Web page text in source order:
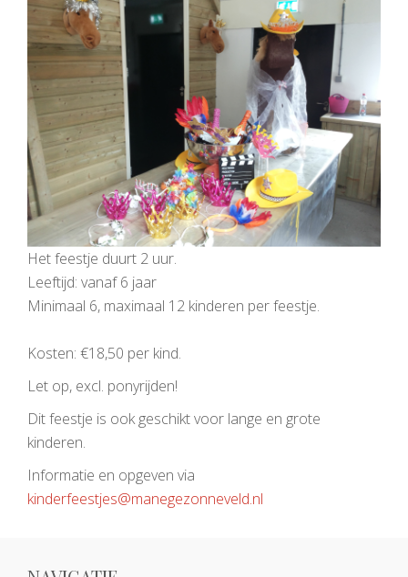
Het feestje duurt 2 uur.
Leeftijd: vanaf 6 jaar
Minimaal 6, maximaal 12 kinderen per feestje.
Kosten: €18,50 per kind.
Let op, excl. ponyrijden!
Dit feestje is ook geschikt voor lange en grote
kinderen.
Informatie en opgeven via
kinderfeestjes@manegezonneveld.nl